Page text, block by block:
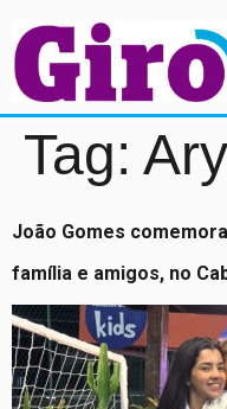
Tag:
João Gomes
família e amigos, no